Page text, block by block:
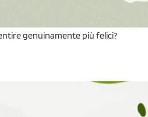
genuinamente più felici?